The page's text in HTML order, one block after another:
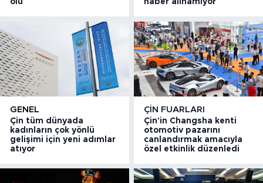
ölü
haber alınamıyor
GENEL
Çin tüm dünyada
kadınların çok yönlü
gelişimi için yeni adımlar
atıyor
ÇIN FUARLARI
Çin'in Changsha kenti
otomotiv pazarını
canlandırmak amacıyla
özel etkinlik düzenledi